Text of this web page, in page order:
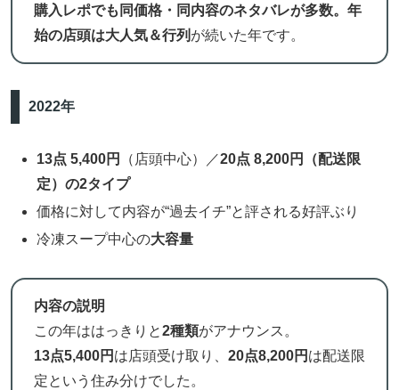
購入レポでも同価格・同内容のネタバレが多数。年
始の店頭は大人気＆行列 が続いた年です。
2022年
13点 5,400円 （店頭中心）／20点 8,200円（配送限
定）の2タイプ
価格に対して内容が“過去イチ”と評される好評ぶり
冷凍スープ中心の大容量
内容の説明
この年ははっきりと2種類がアナウンス。
13点5,400円 は店頭受け取り、 20点8,200円 は配送限
定という住み分けでした。